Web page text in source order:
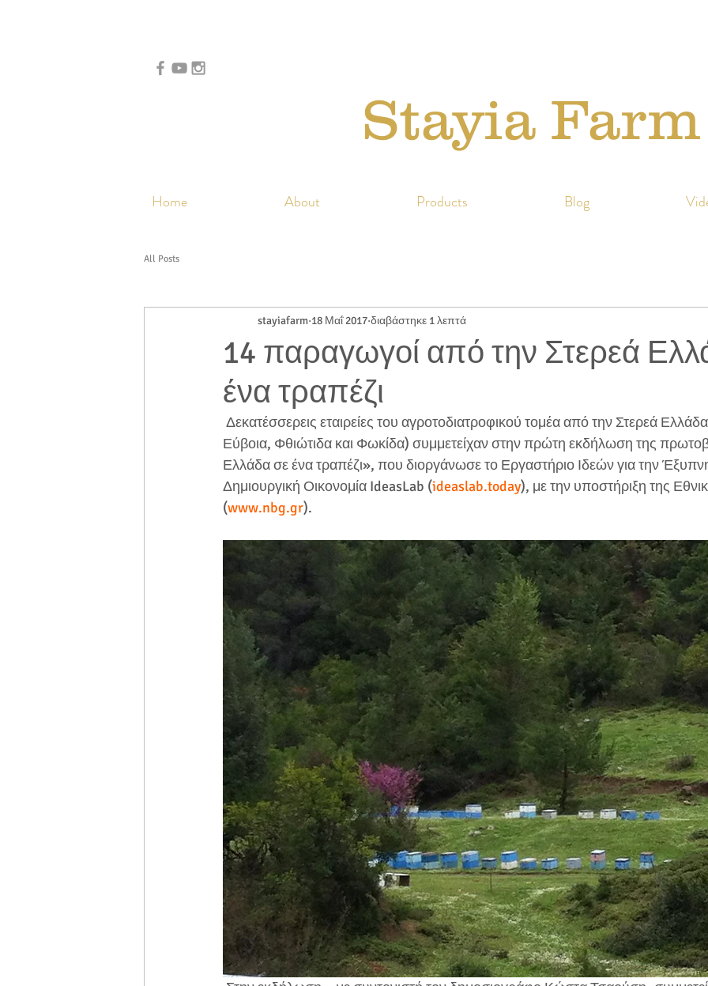
Stayia Farm
Home About Products Blog
All Posts
14 παραγωγοί από την Στερεά
ένα τραπέζι
stayiafarm 18 Μαΐ 2017 διαβάστηκε 1 λεπτά
Εύβοια, Φθιώτιδα και Φωκίδα) συμμετείχαν στην πρώτη εκδήλωση της
Ελλάδα σε ένα τραπέζι», που διοργάνωσε το Εργαστήριο Ιδεών για την
Δημιουργική Οικονομία IdeasLab (ideaslab.today), με την υποστήριξη της
(www.nbg.gr).